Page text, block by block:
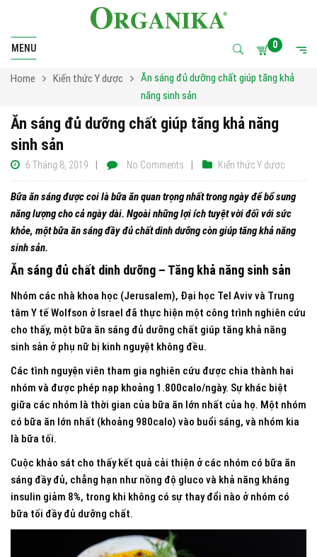
MENU 0
Home Kiến thức Y dược
Ăn sáng đủ dưỡng chất giúp tăng khả
năng sinh sản
Ăn sáng đủ dưỡng chất giúp tăng khả năng
sinh sản
6 Tháng 8, 2019 Kiến thức Y dược
No Comments
Bữa ăn sáng được coi là bữa ăn quan trọng nhất trong ngày để bổ sung
năng lượng cho cả ngày dài. Ngoài những lợi ích tuyệt vời đối với sức
khỏe, một bữa ăn sáng đầy đủ chất dinh dưỡng còn giúp tăng khả năng
sinh sản.
Ăn sáng đủ chất dinh dưỡng – Tăng khả năng sinh sản
Nhóm các nhà khoa học (Jerusalem), Đại học Tel Aviv và Trung
tâm Y tế Wolfson ở Israel đã thực hiện một công trình nghiên cứu
cho thấy, một bữa ăn sáng đủ dưỡng chất giúp tăng khả năng
sinh sản ở phụ nữ bị kinh nguyệt không đều.
Các tình nguyện viên tham gia nghiên cứu được chia thành hai
nhóm và được phép nạp khoảng 1.800calo/ngày. Sự khác biệt
giữa các nhóm là thời gian của bữa ăn lớn nhất của họ. Một nhóm
có bữa ăn lớn nhất (khoảng 980calo) vào buổi sáng, và nhóm kia
là bữa tối.
Cuộc khảo sát cho thấy kết quả cải thiện ở các nhóm có bữa ăn
sáng đầy đủ, chẳng hạn như nồng độ gluco và khả năng kháng
insulin giảm 8%, trong khi không có sự thay đổi nào ở nhóm có
bữa tối đầy đủ dưỡng chất.